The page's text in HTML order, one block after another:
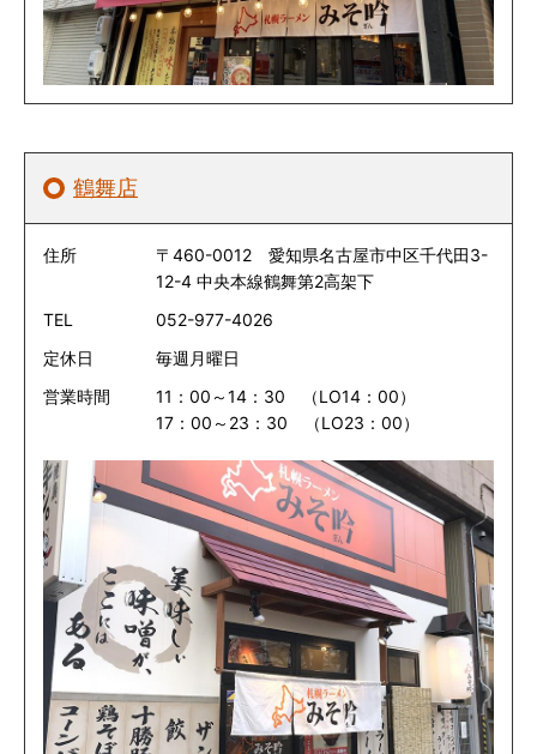
鶴舞店
住所
〒460-0012 愛知県名古屋市中区千代田3-
12-4 中央本線鶴舞第2高架下
TEL
052-977-4026
定休日
毎週月曜日
営業時間
11：00～14：30 （LO14：00）
17：00～23：30 （LO23：00）